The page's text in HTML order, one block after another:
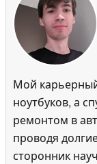
Мой
ноутбуков, а
ремонтом в
проводя
сторонник